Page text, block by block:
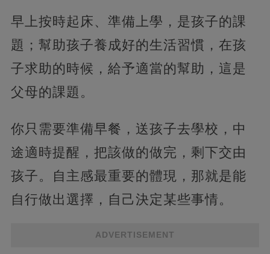
早上按時起床、準備上學，是孩子的課
題；幫助孩子養成好的生活習慣，在孩
子求助的時候，給予適當的幫助，這是
父母的課題。
你只需要準備早餐，送孩子去學校，中
途適時提醒，把該做的做完，剩下交由
孩子。自主感最重要的體現，那就是能
自行做出選擇，自己決定某些事情。
ADVERTISEMENT